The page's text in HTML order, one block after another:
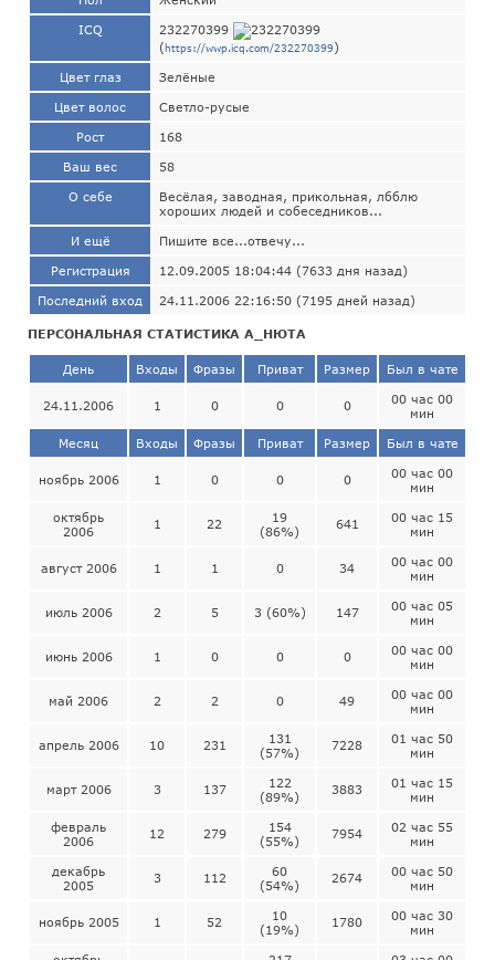
ICQ
232270399
(https://wwp.icq.com/232270399)
Цвет глаз Зелёные
Цвет волос Светло-русые
Рост 168
Ваш вес 58
О себе
Весёлая, заводная, прикольная, лбблю
хороших людей и собеседников...
И ещё Пишите все...отвечу...
Регистрация 12.09.2005 18:04:44 (7633 дня назад)
Последний вход 24.11.2006 22:16:50 (7195 дней назад)
ПЕРСОНАЛЬНАЯ СТАТИСТИКА А_НЮТА
День Входы Фразы Приват Размер Был в чате
24.11.2006 1 0 0 0
00 час 00
мин
Месяц Входы Фразы Приват Размер Был в чате
ноябрь 2006 1 0 0 0
00 час 00
мин
октябрь
2006
1 22
19
(86%)
641
00 час 15
мин
август 2006 1 1 0 34
00 час 00
мин
июль 2006 2 5 3 (60%) 147
00 час 05
мин
июнь 2006 1 0 0 0
00 час 00
мин
май 2006 2 2 0 49
00 час 00
мин
апрель 2006 10 231
131
(57%)
7228
01 час 50
мин
март 2006 3 137
122
(89%)
3883
01 час 15
мин
февраль
2006
12 279
154
(55%)
7954
02 час 55
мин
декабрь
2005
3 112
60
(54%)
2674
00 час 50
мин
ноябрь 2005 1 52
10
(19%)
1780
00 час 30
мин